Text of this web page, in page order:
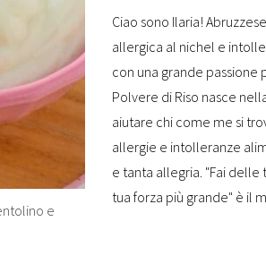
e
Ciao sono Ilaria!
allergica al nichel e
con una grande passione
Polvere di Riso nasce
aiutare chi come me si
allergie e intolleranze
e tanta allegria. "Fai
tua forza più grande" è il